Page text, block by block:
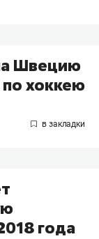
Швецию
хоккею
года